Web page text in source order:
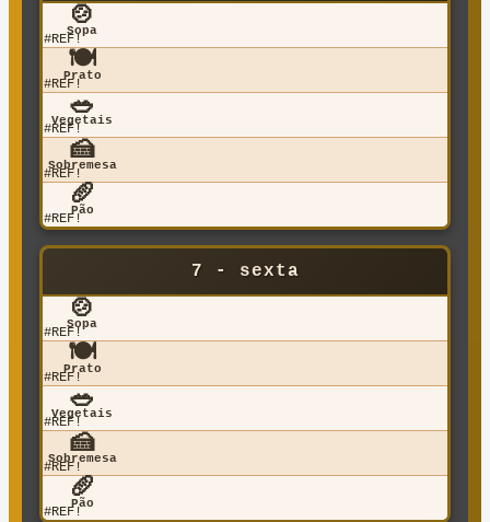
🍲
Sopa
#REF!
🍽️
Prato
#REF!
🥗
Vegetais
#REF!
🍰
Sobremesa
#REF!
🥖
Pão
#REF!
7 - sexta
🍲
Sopa
#REF!
🍽️
Prato
#REF!
🥗
Vegetais
#REF!
🍰
Sobremesa
#REF!
🥖
Pão
#REF!